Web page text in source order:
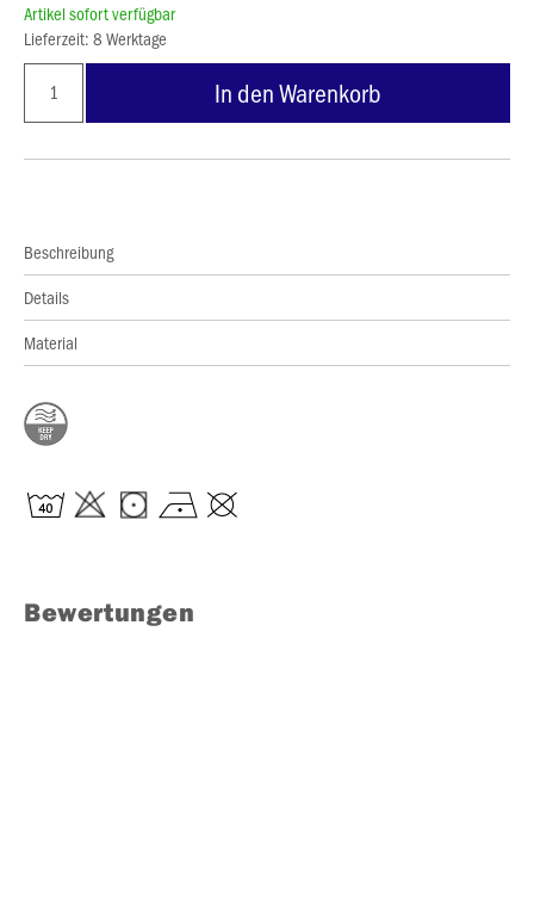
Artikel sofort verfügbar
Lieferzeit: 8 Werktage
In den Warenkorb
Beschreibung
Details
Material
Bewertungen